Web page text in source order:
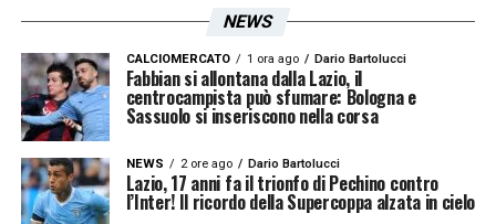
con il Bodø), sembrava intenzionato a
chiedere la cessione. Con la Lazio fuori dalle
coppe europee, Guendouzi temeva di
perdere posizioni nelle gerarchie della
nazionale francese, e con i Mondiali alle
NEWS
CALCIOMERCATO 1 ora ago Dario Bartolucci
Fabbian si allontana dalla Lazio, il
centrocampista può sfumare: Bologna e
Sassuolo si inseriscono nella corsa
NEWS 2 ore ago Dario Bartolucci
Lazio, 17 anni fa il trionfo di Pechino contro
l’Inter! Il ricordo della Supercoppa alzata in cielo